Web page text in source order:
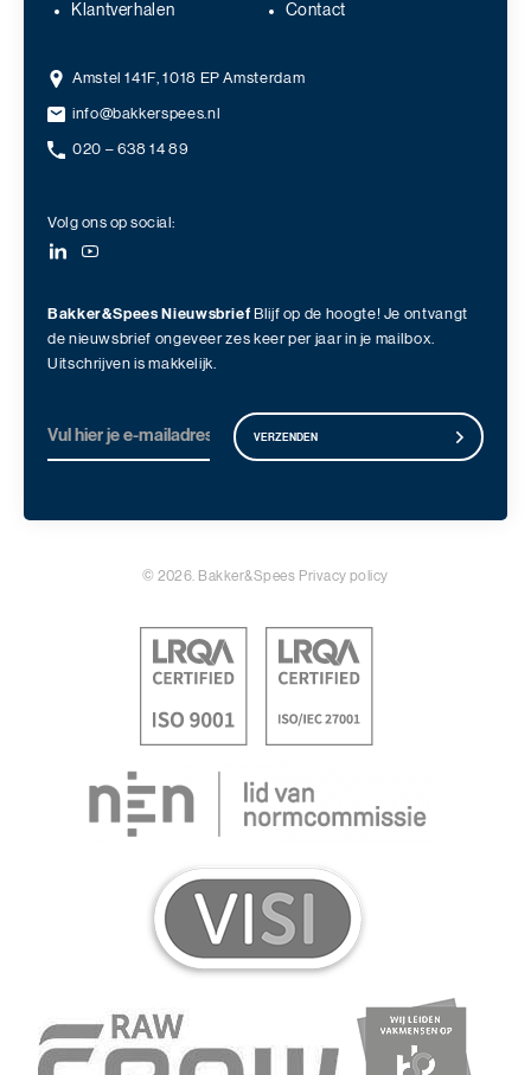
Klantverhalen
Contact
Amstel 141F, 1018 EP Amsterdam
info@bakkerspees.nl
020 – 638 14 89
Volg ons op social:
Bakker&Spees Nieuwsbrief Blijf op de hoogte! Je ontvangt
de nieuwsbrief ongeveer zes keer per jaar in je mailbox.
Uitschrijven is makkelijk.
VERZENDEN
© 2026. Bakker&Spees Privacy policy